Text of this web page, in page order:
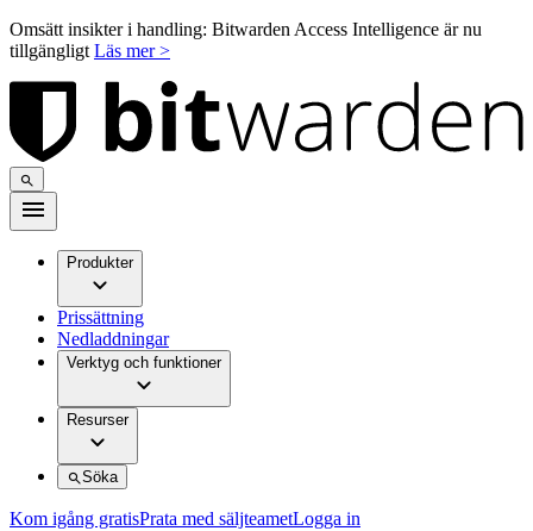
Omsätt insikter i handling: Bitwarden Access Intelligence är nu
tillgängligt Läs mer >
Produkter
Prissättning
Nedladdningar
Verktyg och funktioner
Resurser
Söka
Kom igång gratisPrata med säljteametLogga in